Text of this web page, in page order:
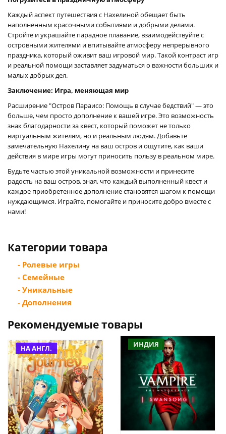
Каждый аспект путешествия с Нахелиной обещает быть
наполненным красочными событиями и добрыми делами.
Стройте и украшайте парадное плавание, взаимодействуйте с
островными жителями и впитывайте атмосферу непрерывного
праздника, который оживит ваш игровой мир. Такой контраст игр
и реальной помощи заставляет задуматься о важности больших и
малых добрых дел.
Заключение: Игра, меняющая мир
Расширение "Остров Параисо: Помощь в случае бедствий" — это
больше, чем просто дополнение к вашей игре. Это возможность
знак благодарности за квест, который поможет не только
виртуальным жителям, но и реальным людям. Добавьте
замечательную Нахелину на ваш остров и ощутите, как ваши
действия в мире игры могут приносить пользу в реальном мире.
Будьте частью этой уникальной возможности и принесите
радость на ваш остров, зная, что каждый выполненный квест и
каждое приобретенное дополнение становятся шагом к помощи
нуждающимся. Играйте, помогайте и приносите добро вместе с
нами!
Категории товара
- Ролевые игры
- Семейные
- Уникальные
- Дополнения
Рекомендуемые товары
НА АНГЛ. ИНДИЯ